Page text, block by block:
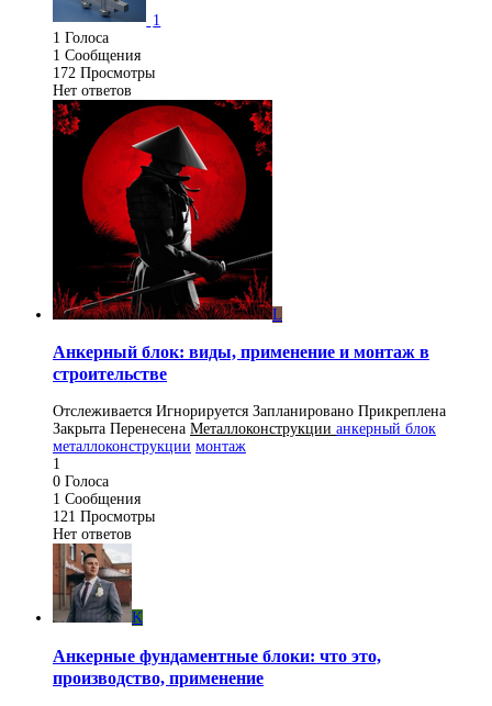
1
1 Голоса
1 Сообщения
172 Просмотры
Нет ответов
L
Анкерный блок: виды, применение и монтаж в
строительстве
Отслеживается Игнорируется Запланировано Прикреплена
Закрыта Перенесена Металлоконструкции анкерный блок
металлоконструкции монтаж
1
0 Голоса
1 Сообщения
121 Просмотры
Нет ответов
K
Анкерные фундаментные блоки: что это,
производство, применение